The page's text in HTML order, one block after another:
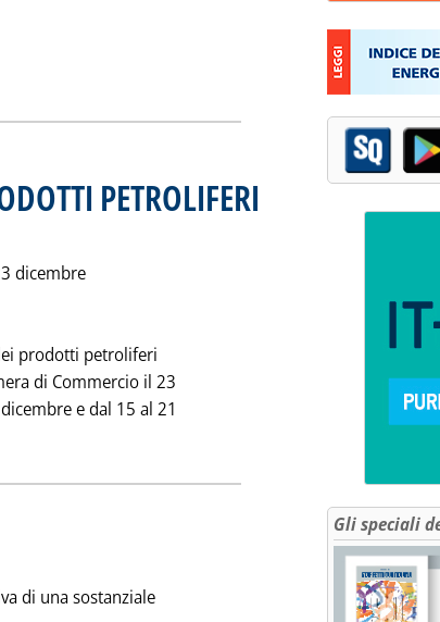
la notizia: 'VARIAZIONI IN $/TONN DEI PREZZI SPOT
PETROLIFERI
dicembre
prodotti petroliferi
di Commercio il 23
e dal 15 al 21
di una sostanziale
Gli speciali